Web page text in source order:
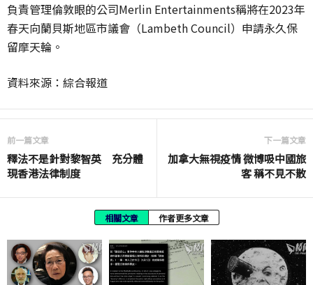
負責管理倫敦眼的公司Merlin Entertainments稱將在2023年
春天向蘭貝斯地區市議會（Lambeth Council）申請永久保
留摩天輪。
資料來源：綜合報道
前一篇文章
釋法不是針對黎智英 充分體
現香港法律制度
下一篇文章
加拿大無視疫情 微博吸中國旅
客 稱不見不散
相關文章 作者更多文章